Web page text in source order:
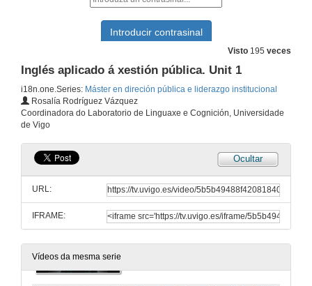
Visto 195 veces
Inglés aplicado á xestión pública. Unit 1
i18n.one.Series: Máster en direción pública e liderazgo institucional
Rosalía Rodríguez Vázquez
Coordinadora do Laboratorio de Linguaxe e Cognición, Universidade
de Vigo
Ocultar
URL:
IFRAME:
Vídeos da mesma serie
22 de xul. de 2014
22 de xul. de 2014
Inglés aplicado á xestión pública. Presentación
22 de xan. de 2016
Inglés aplicado á xestión pública. Speaking